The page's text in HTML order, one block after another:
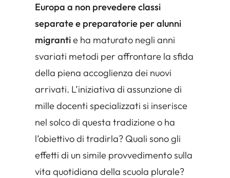
Europa a non prevedere classi
separate e preparatorie per alunni
migrantie ha maturato negli anni
svariati metodi per affrontare la sfida
della piena accoglienza dei nuovi
arrivati. L’iniziativa di assunzione di
mille docenti specializzati si inserisce
nel solco di questa tradizione o ha
l’obiettivo di tradirla? Quali sono gli
effetti di un simile provvedimento sulla
vita quotidiana della scuola plurale?